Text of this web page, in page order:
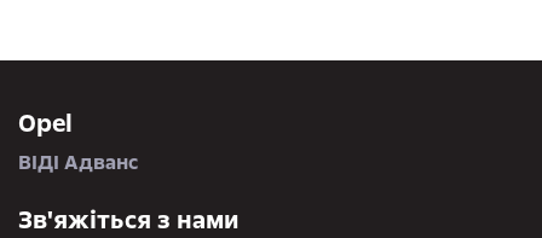
Opel
ВІДІ Адванс
Зв'яжіться з нами